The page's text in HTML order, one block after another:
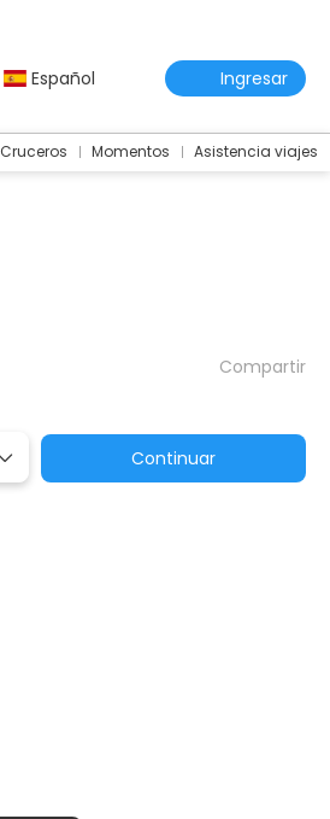
Español Ingresar
Cruceros Momentos Asistencia viajes
Compartir
Continuar